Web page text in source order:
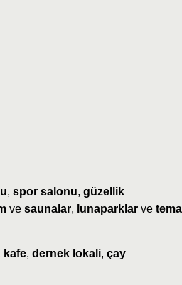
, spor salonu, güzellik
ve saunalar, lunaparklar ve
kafe, dernek lokali, çay